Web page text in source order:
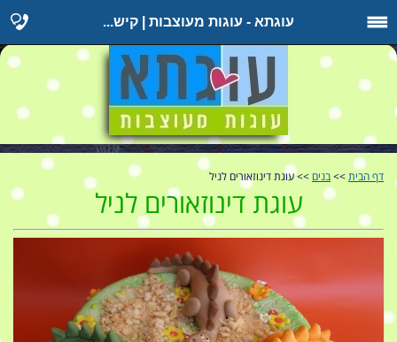
עוגתא - עוגות מעוצבות | קיש...
דף הבית >> בנים >> עוגת דינוזאורים לניל
עוגת דינוזאורים לניל